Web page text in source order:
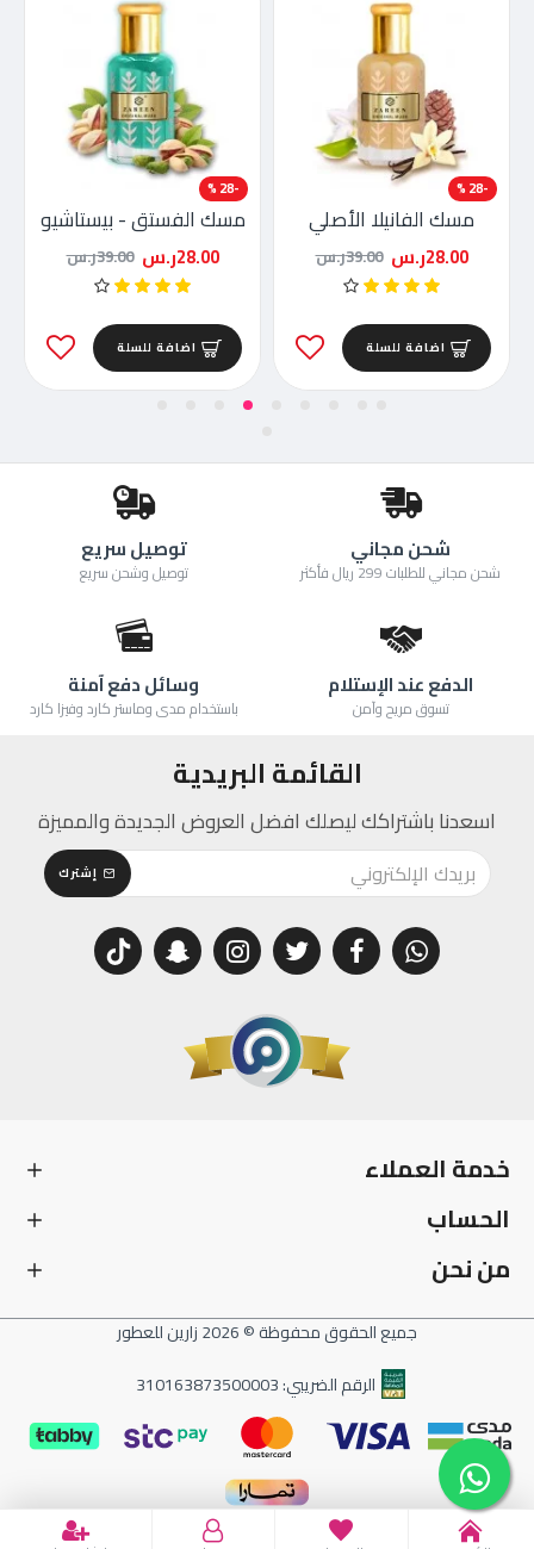
-28 %
مسك الفانيلا الأصلي
28.00ر.س 39.00ر.س
اضافة للسلة
-28 %
مسك الفستق - بيستاشيو
28.00ر.س 39.00ر.س
اضافة للسلة
شحن مجاني
شحن مجاني للطلبات 299 ريال فأكثر
توصيل سريع
توصيل وشحن سريع
الدفع عند الإستلام
تسوق مريح وآمن
وسائل دفع آمنة
باستخدام مدى وماستر كارد وفيزا كارد
القائمة البريدية
اسعدنا باشتراكك ليصلك افضل العروض الجديدة والمميزة
إشترك
خدمة العملاء
الحساب
من نحن
جميع الحقوق محفوظة © 2026 زارين للعطور
الرقم الضريبي: 310163873500003